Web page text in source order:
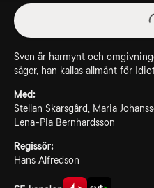
Sven är harmynt och
säger, han kallas allmänt för
Med:
Stellan Skarsgård, Maria
Lena-Pia Bernhardsson
Regissör:
Hans Alfredson